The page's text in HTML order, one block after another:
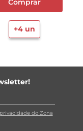
Comprar
+4un
do Zona